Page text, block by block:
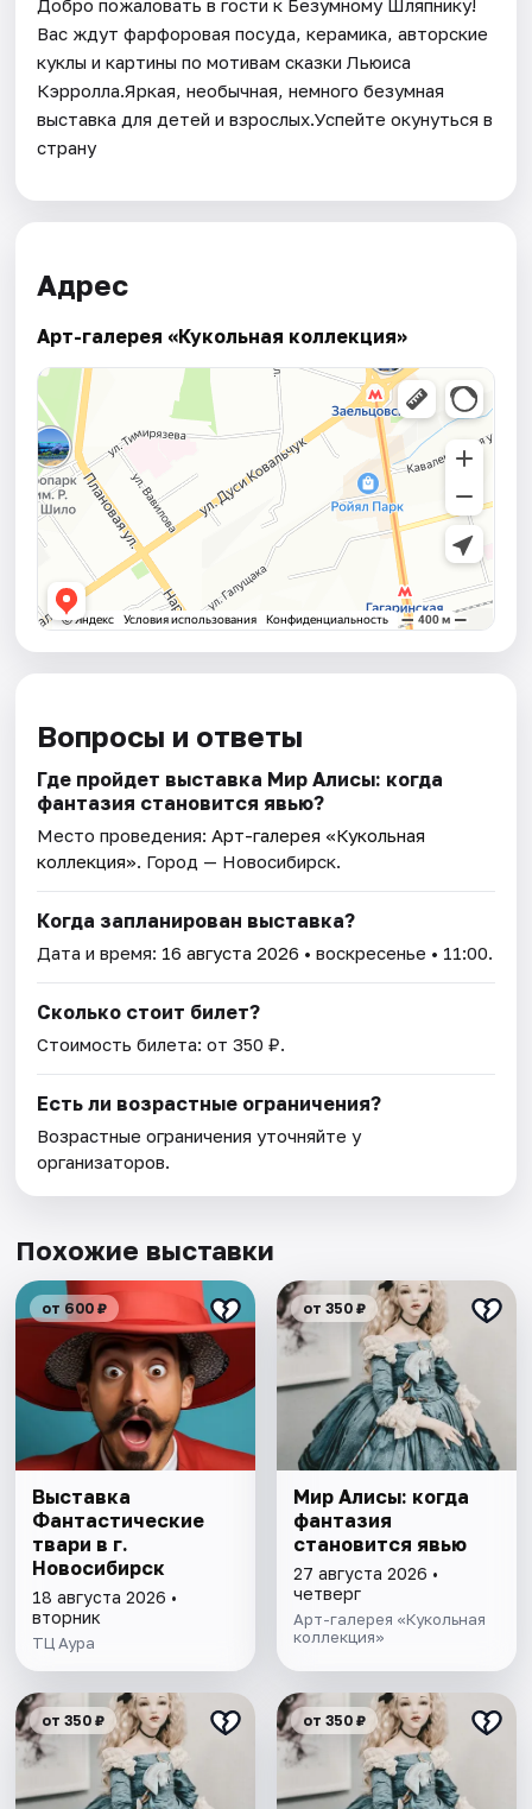
Добро пожаловать в гости к Безумному Шляпнику!
Вас ждут фарфоровая посуда, керамика, авторские
куклы и картины по мотивам сказки Льюиса
Кэрролла.Яркая, необычная, немного безумная
выставка для детей и взрослых.Успейте окунуться в
страну
Адрес
Арт-галерея «Кукольная коллекция»
Вопросы и ответы
Где пройдет выставка Мир Алисы: когда
фантазия становится явью?
Место проведения:Арт-галерея «Кукольная
коллекция». Город — Новосибирск.
Когда запланирован выставка?
Дата и время: 16 августа 2026 • воскресенье • 11:00.
Сколько стоит билет?
Стоимость билета: от 350 ₽.
Есть ли возрастные ограничения?
Возрастные ограничения уточняйте у
организаторов.
Похожие выставки
от 600 ₽
Выставка
Фантастические
твари в г.
Новосибирск
18 августа 2026 •
вторник
ТЦ Аура
от 350 ₽
Мир Алисы: когда
фантазия
становится явью
27 августа 2026 •
четверг
Арт-галерея «Кукольная
коллекция»
от 350 ₽ от 350 ₽